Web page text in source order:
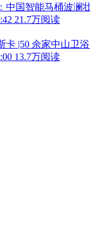
中国智能马桶波澜
21.7万阅读
卡 |50 余家中山卫
13.7万阅读